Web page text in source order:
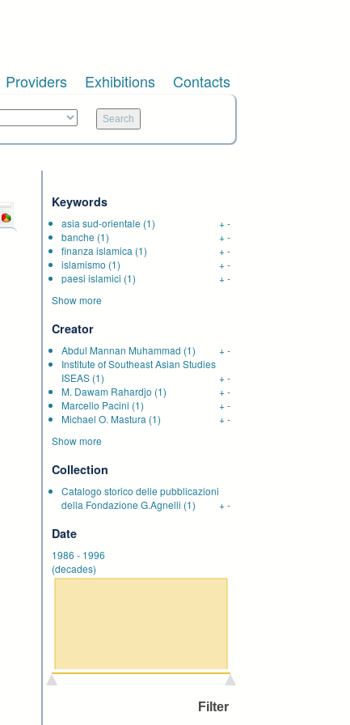
Providers Exhibitions Contacts
Keywords
asia sud-orientale (1) +-
banche (1) +-
finanza islamica (1) +-
islamismo (1) +-
paesi islamici (1) +-
Show more
Creator
Abdul Mannan Muhammad (1) +-
Institute of Southeast Asian Studies
ISEAS (1) +-
M. Dawam Rahardjo (1) +-
Marcello Pacini (1) +-
Michael O. Mastura (1) +-
Show more
Collection
Catalogo storico delle pubblicazioni
della Fondazione G.Agnelli (1) +-
Date
1986 - 1996
(decades)